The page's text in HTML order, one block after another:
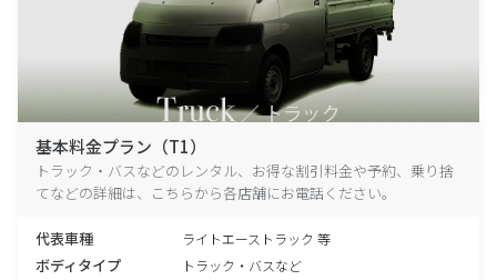
基本料金プラン（T1）
トラック・バスなどのレンタル、お得な割引料金や予約、乗り捨
てなどの詳細は、こちらから各店舗にお電話ください。
代表車種 ライトエーストラック 等
ボディタイプ トラック・バスなど